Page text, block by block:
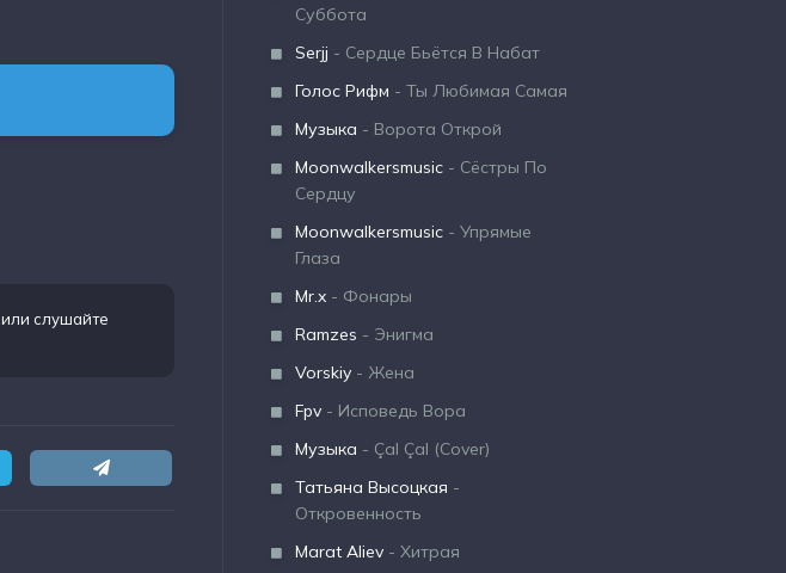
или слушайте
Суббота
Serjj - Сердце Бьётся В Набат
Голос Рифм - Ты Любимая Самая
Музыка - Ворота Открой
Moonwalkersmusic - Сёстры По
Сердцу
Moonwalkersmusic - Упрямые
Глаза
Mr.x - Фонары
Ramzes - Энигма
Vorskiy - Жена
Fpv - Исповедь Вора
Музыка - Çal Çal (Cover)
Татьяна Высоцкая -
Откровенность
Marat Aliev - Хитрая